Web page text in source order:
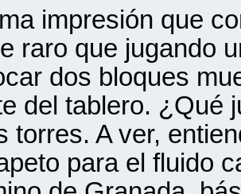
impresión que
raro que jugando
dos bloques
del tablero. ¿Qué
torres. A ver,
para el fluido